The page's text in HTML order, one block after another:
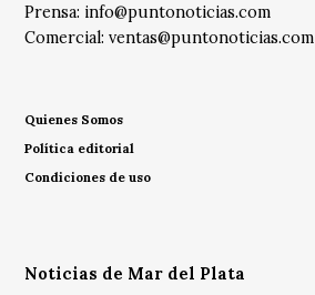
Prensa: info@puntonoticias.com
Comercial:ventas@puntonoticias.com
Quienes Somos
Política editorial
Condiciones de uso
Noticias de Mar del Plata